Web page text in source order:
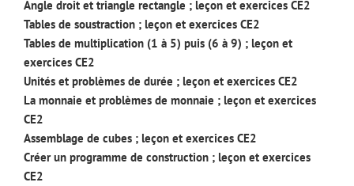
Angle droit et triangle rectangle ; leçon et exercices CE2
Tables de soustraction ; leçon et exercices CE2
Tables de multiplication (1 à 5) puis (6 à 9) ; leçon et
exercices CE2
Unités et problèmes de durée ; leçon et exercices CE2
La monnaie et problèmes de monnaie ; leçon et exercices
CE2
Assemblage de cubes ; leçon et exercices CE2
Créer un programme de construction ; leçon et exercices
CE2